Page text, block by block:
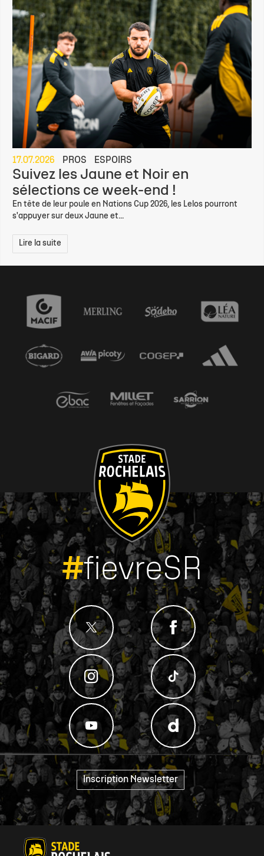
17.07.2026 PROS ESPOIRS
Suivez les Jaune et Noir en
sélections ce week-end !
En tête de leur poule en Nations Cup 2026, les Lelos pourront
s'appuyer sur deux Jaune et...
Lire la suite
#fievreSR
Inscription Newsletter "